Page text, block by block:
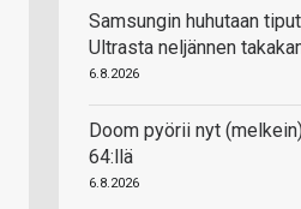
Samsungin huhutaan
Ultrasta neljännen
6.8.2026
Doom pyörii nyt
64:llä
6.8.2026